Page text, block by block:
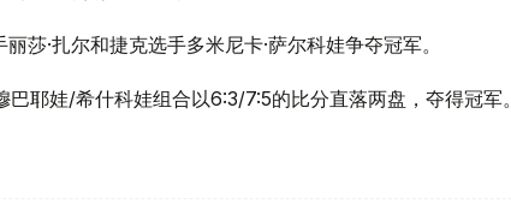
莎·扎尔和捷克选手多米尼卡·萨尔科娃争夺冠军。
耶娃/希什科娃组合以6:3/7:5的比分直落两盘，夺得冠军。